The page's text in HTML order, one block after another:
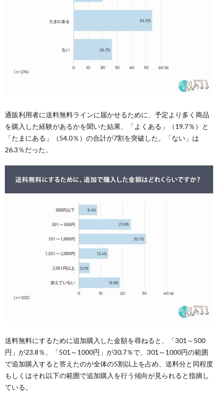
通販利用者に送料無料ラインに届かせるために、予定より多く商品
を購入した経験があるかを聞いた結果、「よくある」（19.7％）と
「たまにある」（54.0％）の合計が7割を突破した。「ない」は
26.3％だった。
送料無料にするために追加購入した金額を尋ねると、「301～500
円」が23.8％、「501～1000円」が30.7％で、301～1000円の範囲
で追加購入すると答えたのが全体の5割以上を占め、送料分と同程度
もしくはそれ以下の範囲で追加購入を行う傾向が見られると指摘し
ている。